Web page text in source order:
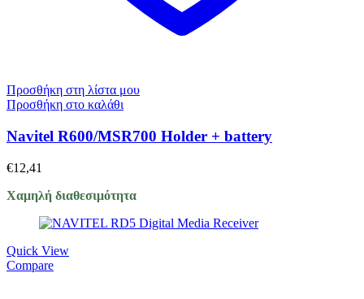
Προσθήκη στη λίστα μου
Προσθήκη στο καλάθι
Navitel R600/MSR700 Holder + battery
€12,41
Χαμηλή διαθεσιμότητα
Quick View
Compare